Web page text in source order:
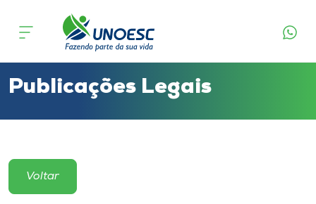
Cursos
Atendimento ao Estudante
Portal de Ensino
Publicações Legais
Voltar